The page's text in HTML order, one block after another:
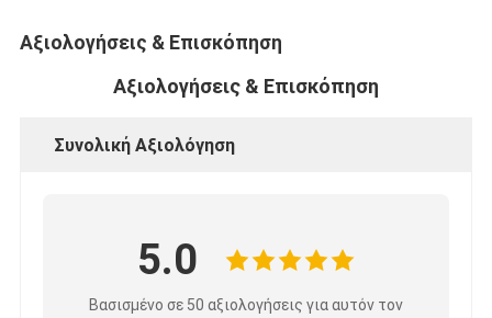
Αξιολογήσεις & Επισκόπηση
Αξιολογήσεις & Επισκόπηση
Συνολική Αξιολόγηση
5.0
Βασισμένο σε 50 αξιολογήσεις για αυτόν τον